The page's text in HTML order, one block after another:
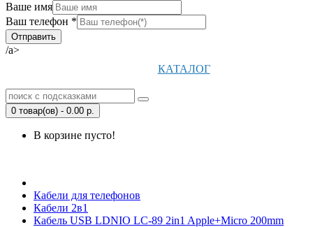
Ваше имя
Ваш телефон *
/a>
КАТАЛОГ
0 товар(ов) - 0.00 р.
В корзине пусто!
Кабели для телефонов
Кабели 2в1
Кабель USB LDNIO LC-89 2in1 Apple+Micro 200mm